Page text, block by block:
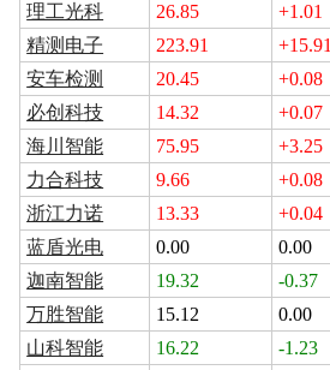
理工光科
26.85 +1.01
精测电子
223.91 +15.91
安车检测
20.45 +0.08
必创科技
14.32 +0.07
海川智能
75.95 +3.25
力合科技
9.66 +0.08
浙江力诺
13.33 +0.04
蓝盾光电
0.00 0.00
迦南智能
19.32 -0.37
万胜智能
15.12 0.00
山科智能
16.22 -1.23